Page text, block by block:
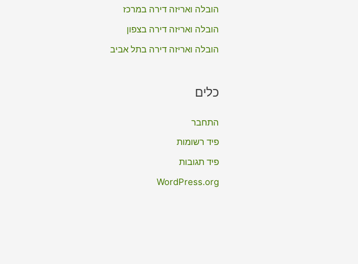
הובלה ואריזה דירה במרכז
הובלה ואריזה דירה בצפון
הובלה ואריזה דירה בתל אביב
כלים
התחבר
פיד רשומות
פיד תגובות
WordPress.org